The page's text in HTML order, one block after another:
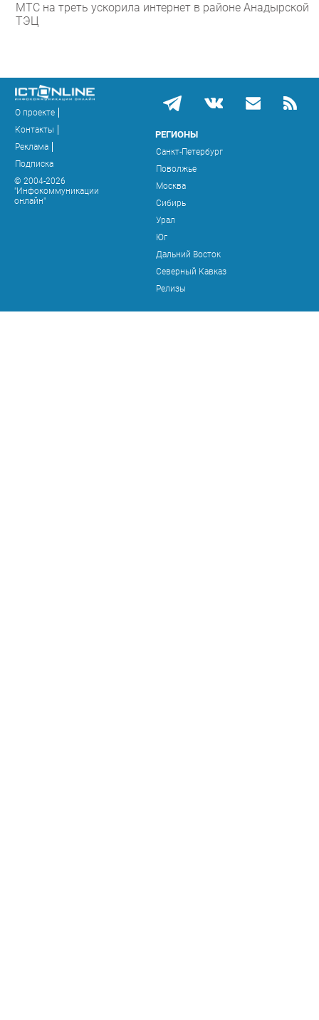
МТС на треть ускорила интернет в районе Анадырской
ТЭЦ
О проекте
Контакты
Реклама
Подписка
© 2004-2026
"Инфокоммуникации
онлайн"
РЕГИОНЫ
Санкт-Петербург
Поволжье
Москва
Сибирь
Урал
Юг
Дальний Восток
Северный Кавказ
Релизы